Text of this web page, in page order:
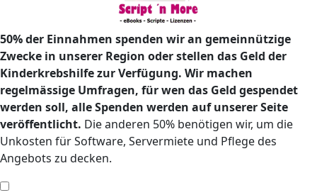
50% der Einnahmen spenden wir an gemeinnützige
Zwecke in unserer Region oder stellen das Geld der
Kinderkrebshilfe zur Verfügung. Wir machen
regelmässige Umfragen, für wen das Geld gespendet
werden soll, alle Spenden werden auf unserer Seite
veröffentlicht. Die anderen 50% benötigen wir, um die
Unkosten für Software, Servermiete und Pflege des
Angebots zu decken.